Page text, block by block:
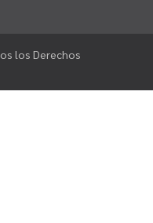
los Derechos